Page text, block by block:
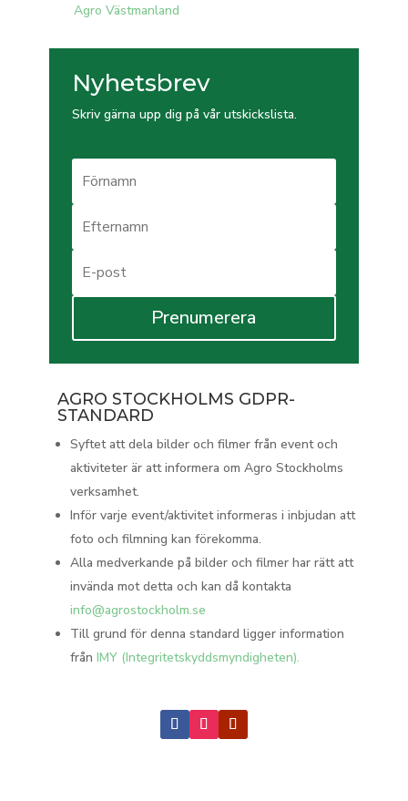
Agro Västmanland
Nyhetsbrev
Skriv gärna upp dig på vår utskickslista.
Prenumerera
AGRO STOCKHOLMS GDPR-
STANDARD
Syftet att dela bilder och filmer från event och
aktiviteter är att informera om Agro Stockholms
verksamhet.
Inför varje event/aktivitet informeras i inbjudan att
foto och filmning kan förekomma.
Alla medverkande på bilder och filmer har rätt att
invända mot detta och kan då kontakta
info@agrostockholm.se
Till grund för denna standard ligger information
från IMY (Integritetskyddsmyndigheten).